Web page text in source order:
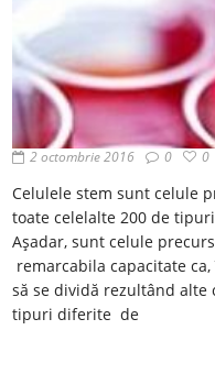
2 octombrie 2016 0 0
Celulele stem sunt celule
toate celelalte 200 de
Așadar, sunt celule
remarcabila capacitate
să se dividă rezultând alte
tipuri diferite de